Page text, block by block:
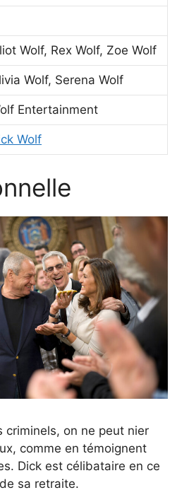
Wolf, Rex Wolf, Zoe Wolf
Wolf, Serena Wolf
Entertainment
Wolf
criminels, on ne peut nier
comme en témoignent
Dick est célibataire en ce
sa retraite.